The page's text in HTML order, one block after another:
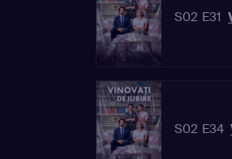
S02 E31
S02 E34